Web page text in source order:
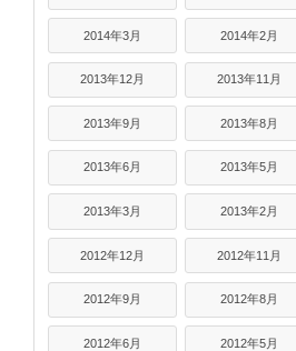
2014年3月 2014年2月
2013年12月 2013年11月
2013年9月 2013年8月
2013年6月 2013年5月
2013年3月 2013年2月
2012年12月 2012年11月
2012年9月 2012年8月
2012年6月 2012年5月